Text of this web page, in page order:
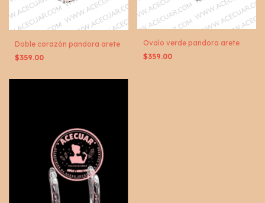
Doble corazón pandora arete
$359.00
Ovalo verde pandora arete
$359.00